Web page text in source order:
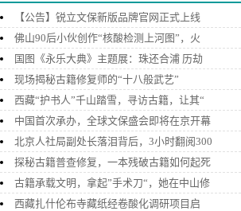
【公告】锐立文保新版品牌官网正式上线
佛山90后小伙创作“核酸检测上河图”，火
国图《永乐大典》主题展：珠还合浦 历劫
现场揭秘古籍修复师的“十八般武艺”
西藏“护书人”千山踏雪，寻访古籍，让其“
中国首次承办，全球文保盛会即将在京开幕
北京人社局副处长落泪背后，3小时翻阅300
探秘古籍普查修复，一本残破古籍如何起死
古籍承载文明，拿起”手术刀“，她在中山修
西藏扎什伦布寺藏纸经卷酸化调研项目启